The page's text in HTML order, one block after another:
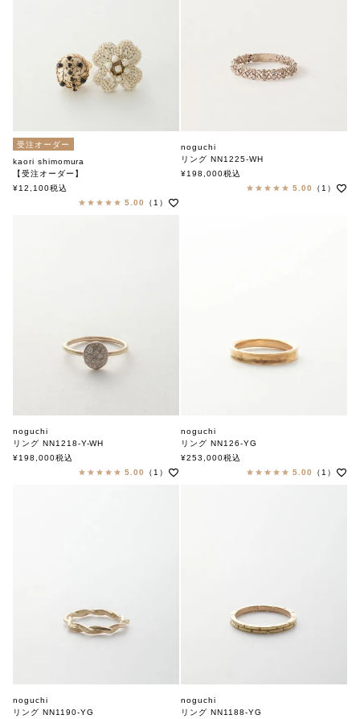
受注オーダー
kaori shimomura
【受注オーダー】
ピンキーリング
¥12,100税込
5.00
（1）
noguchi
リング NN1225-WH
ノグチ
¥198,000税込
5.00
（1）
noguchi
リング NN1218-Y-WH
ノグチ
¥198,000税込
5.00
（1）
noguchi
リング NN126-YG
ノグチ
¥253,000税込
5.00
（1）
noguchi
リング NN1190-YG
noguchi
リング NN1188-YG